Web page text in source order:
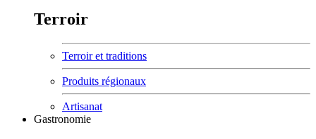
Terroir
Terroir et traditions
Produits régionaux
Artisanat
Gastronomie